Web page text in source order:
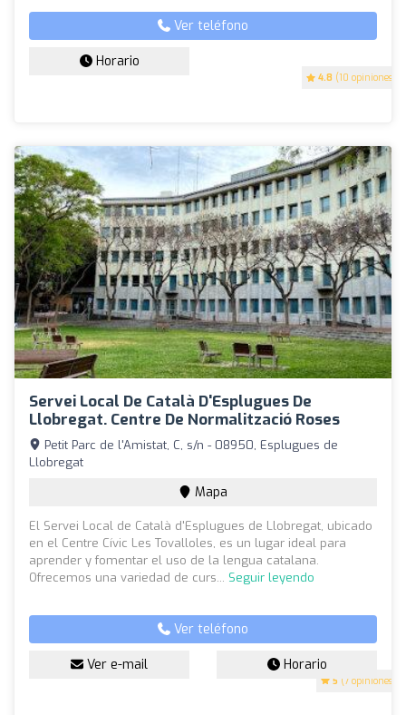
4.8 (10 opiniones)
Ver teléfono
Horario
Servei Local De Català D'Esplugues De
Llobregat. Centre De Normalització Roses
5 (7 opiniones)
Petit Parc de l'Amistat, C, s/n - 08950, Esplugues de
Llobregat
Mapa
El Servei Local de Català d'Esplugues de Llobregat, ubicado
en el Centre Cívic Les Tovalloles, es un lugar ideal para
aprender y fomentar el uso de la lengua catalana.
Ofrecemos una variedad de curs... Seguir leyendo
Ver teléfono
Ver e-mail Horario